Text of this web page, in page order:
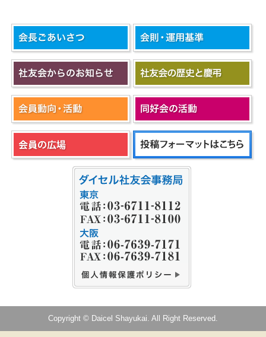
Copyright © Daicel Shayukai. All Right Reserved.